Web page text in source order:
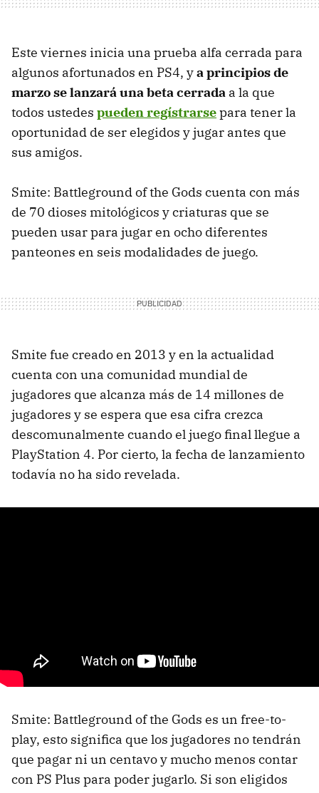
Este viernes inicia una prueba alfa cerrada para
algunos afortunados en PS4, ya principios de
marzo se lanzará una beta cerrada a la que
todos ustedes pueden regístrarsepara tener la
oportunidad de ser elegidos y jugar antes que
sus amigos.
Smite: Battleground of the Gods cuenta con más
de 70 dioses mitológicos y criaturas que se
pueden usar para jugar en ocho diferentes
panteones en seis modalidades de juego.
Smite fue creado en 2013 y en la actualidad
cuenta con una comunidad mundial de
jugadores que alcanza más de 14 millones de
jugadores y se espera que esa cifra crezca
descomunalmente cuando el juego final llegue a
PlayStation 4. Por cierto, la fecha de lanzamiento
todavía no ha sido revelada.
Smite: Battleground of the Gods es un free-to-
play, esto significa que los jugadores no tendrán
que pagar ni un centavo y mucho menos contar
con PS Plus para poder jugarlo. Si son eligidos